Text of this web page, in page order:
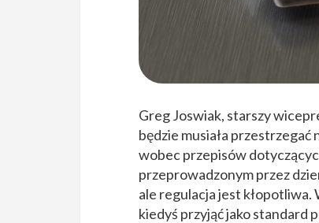
Greg Joswiak, starszy
będzie musiała
wobec przepisów
przeprowadzonym przez
ale regulacja jest
kiedyś przyjąć jako standard